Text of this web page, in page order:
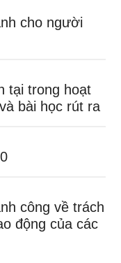
cho người
tại trong hoạt
bài học rút ra
công về trách
động của các